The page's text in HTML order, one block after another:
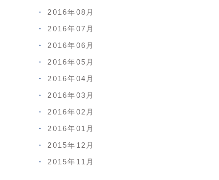
2016年08月
2016年07月
2016年06月
2016年05月
2016年04月
2016年03月
2016年02月
2016年01月
2015年12月
2015年11月